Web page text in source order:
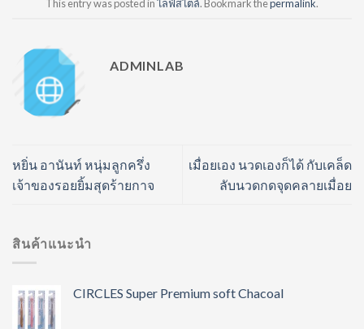
This entry was posted inไลฟ์สไตล์. Bookmark thepermalink.
ADMINLAB
หยิ่น อานันท์ หนุ่มลูกครึ่ง
เจ้าของรอยยิ้มสุดร้ายกาจ
เมื่อยเอง นวดเองก็ได้ กับเคล็ด
ลับนวดกดจุดคลายเมื่อย
สินค้าแนะนำ
CIRCLES Super Premium soft Chacoal